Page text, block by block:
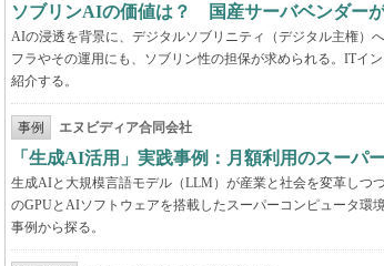
ソブリンAIの価値は？ 国産サーバベンダー
AIの浸透を背景に、デジタルソブリニティ（デジタル主権）
フラやその運用にも、ソブリン性の担保が求められる。ITイ
紹介する。
事例 エヌビディア合同会社
「生成AI活用」実践事例：月額利用のスーパ
生成AIと大規模言語モデル（LLM）が産業と社会を変革しつ
のGPUとAIソフトウェアを搭載したスーパーコンピュータ環
事例から探る。